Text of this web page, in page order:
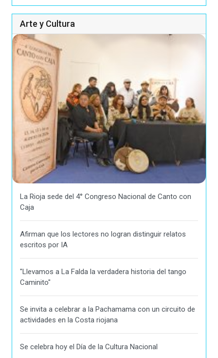
Arte y Cultura
La Rioja sede del 4° Congreso Nacional de Canto con
Caja
Afirman que los lectores no logran distinguir relatos
escritos por IA
"Llevamos a La Falda la verdadera historia del tango
Caminito"
Se invita a celebrar a la Pachamama con un circuito de
actividades en la Costa riojana
Se celebra hoy el Día de la Cultura Nacional